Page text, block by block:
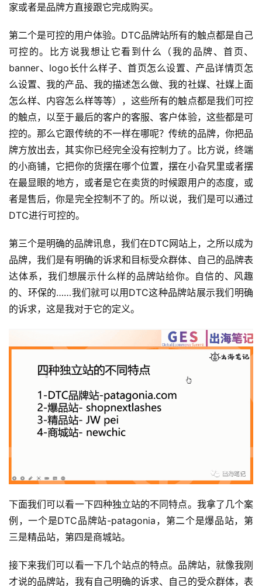
家或者是品牌方直接跟它完成购买。
第二个是可控的用户体验。DTC品牌站所有的触点都是自己
可控的。比方说我想让它看到什么（我的品牌、首页、
banner、logo长什么样子、首页怎么设置、产品详情页怎
么设置、我的产品、我的描述怎么做、我的社媒、社媒上面
怎么样、内容怎么样等等），这些所有的触点都是我们可控
的触点，以至于最后的客户的客服、客户体验，这些都是可
控的。那么它跟传统的不一样在哪呢？传统的品牌，你把品
牌方放出去，其实你已经完全没有控制力了。比方说，终端
的小商铺，它把你的货摆在哪个位置，摆在小旮旯里或者摆
在最显眼的地方，或者是它在卖货的时候跟用户的态度，或
者是售后，你是完全控制不了的。所以说，我们是可以通过
DTC进行可控的。
第三个是明确的品牌讯息，我们在DTC网站上，之所以成为
品牌，我们是有明确的诉求和目标受众群体、自己的品牌表
达体系，我们想展示什么样的品牌站给你。自信的、风趣
的、环保的……我们就可以用DTC这种品牌站展示我们明确
的诉求，这是我对于它的定义。
下面我们可以看一下四种独立站的不同特点。我拿了几个案
例，一个是DTC品牌站-patagonia，第二个是爆品站，第
三是精品站，第四是商城站。
接下来我们可以看一下几个站点的特点。品牌站，就像我刚
才说的品牌站，我有自己明确的诉求、自己的受众群体，表